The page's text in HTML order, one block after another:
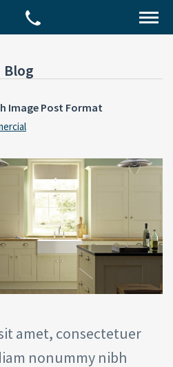
Blog
Image Post Format
amet, consectetuer
nonummy nibh